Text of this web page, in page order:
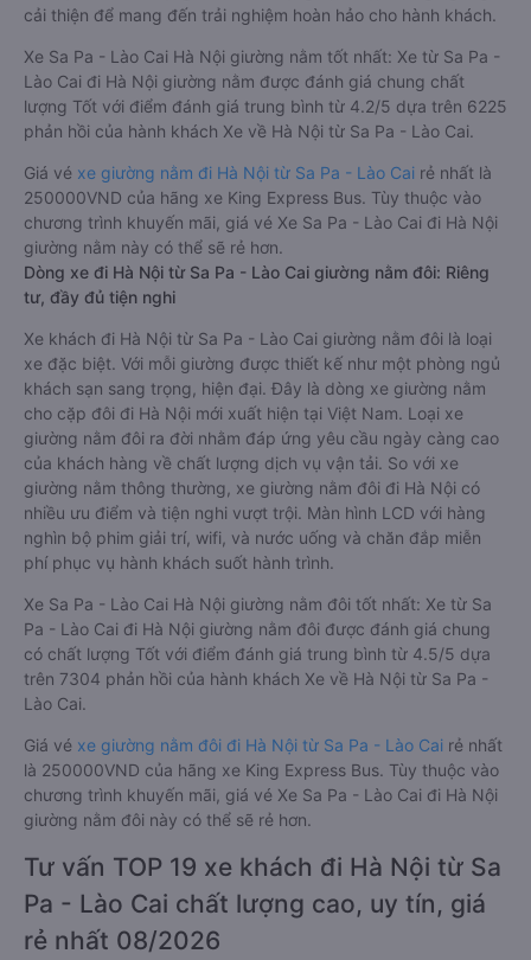
cải thiện để mang đến trải nghiệm hoàn hảo cho hành khách.
Xe Sa Pa - Lào Cai Hà Nội giường nằm tốt nhất: Xe từ Sa Pa -
Lào Cai đi Hà Nội giường nằm được đánh giá chung chất
lượng Tốt với điểm đánh giá trung bình từ 4.2/5 dựa trên 6225
phản hồi của hành khách Xe về Hà Nội từ Sa Pa - Lào Cai.
Giá vé xe giường nằm đi Hà Nội từ Sa Pa - Lào Cai rẻ nhất là
250000VND của hãng xe King Express Bus. Tùy thuộc vào
chương trình khuyến mãi, giá vé Xe Sa Pa - Lào Cai đi Hà Nội
giường nằm này có thể sẽ rẻ hơn.
Dòng xe đi Hà Nội từ Sa Pa - Lào Cai giường nằm đôi: Riêng
tư, đầy đủ tiện nghi
Xe khách đi Hà Nội từ Sa Pa - Lào Cai giường nằm đôi là loại
xe đặc biệt. Với mỗi giường được thiết kế như một phòng ngủ
khách sạn sang trọng, hiện đại. Đây là dòng xe giường nằm
cho cặp đôi đi Hà Nội mới xuất hiện tại Việt Nam. Loại xe
giường nằm đôi ra đời nhằm đáp ứng yêu cầu ngày càng cao
của khách hàng về chất lượng dịch vụ vận tải. So với xe
giường nằm thông thường, xe giường nằm đôi đi Hà Nội có
nhiều ưu điểm và tiện nghi vượt trội. Màn hình LCD với hàng
nghìn bộ phim giải trí, wifi, và nước uống và chăn đắp miễn
phí phục vụ hành khách suốt hành trình.
Xe Sa Pa - Lào Cai Hà Nội giường nằm đôi tốt nhất: Xe từ Sa
Pa - Lào Cai đi Hà Nội giường nằm đôi được đánh giá chung
có chất lượng Tốt với điểm đánh giá trung bình từ 4.5/5 dựa
trên 7304 phản hồi của hành khách Xe về Hà Nội từ Sa Pa -
Lào Cai.
Giá vé xe giường nằm đôi đi Hà Nội từ Sa Pa - Lào Cai rẻ nhất
là 250000VND của hãng xe King Express Bus. Tùy thuộc vào
chương trình khuyến mãi, giá vé Xe Sa Pa - Lào Cai đi Hà Nội
giường nằm đôi này có thể sẽ rẻ hơn.
Tư vấn TOP 19 xe khách đi Hà Nội từ Sa
Pa - Lào Cai chất lượng cao, uy tín, giá
rẻ nhất 08/2026